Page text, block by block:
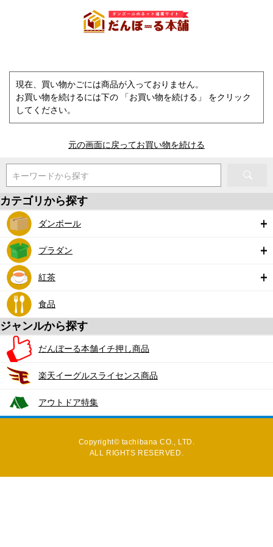
現在、買い物かごには商品が入っておりません。
お買い物を続けるには下の 「お買い物を続ける」 をクリック
してください。
元の画面に戻ってお買い物を続ける
キーワードから探す
カテゴリから探す
ダンボール
プラダン
紅茶
食品
ジャンルから探す
だんぼーる本舗イチ押し商品
楽天イーグルスライセンス商品
アウトドア特集
Copyright© tachibana CO., LTD.
ALL RIGHTS RESERVED.